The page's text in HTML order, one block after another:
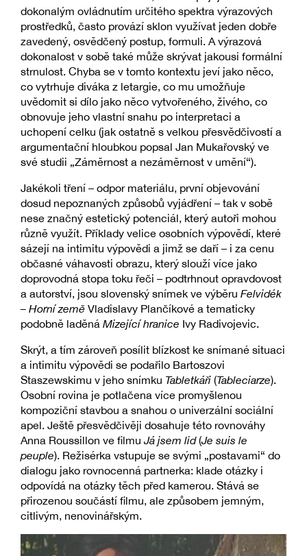
dokonalým ovládnutím určitého spektra výrazových
prostředků, často provází sklon využívat jeden dobře
zavedený, osvědčený postup, formuli. A výrazová
dokonalost v sobě také může skrývat jakousi formální
strnulost. Chyba se v tomto kontextu jeví jako něco,
co vytrhuje diváka z letargie, co mu umožňuje
uvědomit si dílo jako něco vytvořeného, živého, co
obnovuje jeho vlastní snahu po interpretaci a
uchopení celku (jak ostatně s velkou přesvědčivostí a
argumentační hloubkou popsal Jan Mukařovský ve
své studii „Záměrnost a nezáměrnost v umění“).
Jakékoli tření – odpor materiálu, první objevování
dosud nepoznaných způsobů vyjádření – tak v sobě
nese značný estetický potenciál, který autoři mohou
různě využít. Příklady velice osobních výpovědí, které
sázejí na intimitu výpovědi a jimž se daří – i za cenu
občasné váhavosti obrazu, který slouží více jako
doprovodná stopa toku řeči – podtrhnout opravdovost
a autorství, jsou slovenský snímek ve výběru Felvidék
– Horní země Vladislavy Plančíkové a tematicky
podobně laděná Mizející hranice Ivy Radivojevic.
Skrýt, a tím zároveň posílit blízkost ke snímané situaci
a intimitu výpovědi se podařilo Bartoszovi
Staszewskimu v jeho snímku Tabletkáři (Tableciarze).
Osobní rovina je potlačena více promyšlenou
kompoziční stavbou a snahou o univerzální sociální
apel. Ještě přesvědčivěji dosahuje této rovnováhy
Anna Roussillon ve filmuJá jsem lid(Je suis le
peuple). Režisérka vstupuje se svými „postavami“ do
dialogu jako rovnocenná partnerka: klade otázky i
odpovídá na otázky těch před kamerou. Stává se
přirozenou součástí filmu, ale způsobem jemným,
citlivým, nenovinářským.